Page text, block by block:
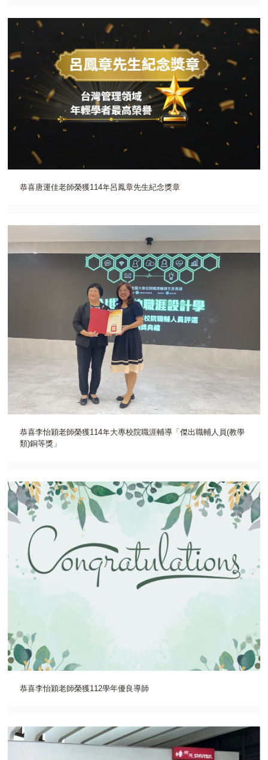
恭喜唐運佳老師榮獲114年呂鳳章先生紀念獎章
恭喜李怡穎老師榮獲114年大專校院職涯輔導「傑出職輔人員(教學
類)銅等獎」
恭喜李怡穎老師榮獲112學年優良導師